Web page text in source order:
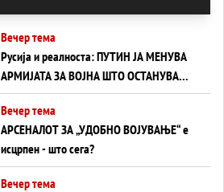
Вечер тема
Русија и реалноста: ПУТИН ЈА МЕНУВА
АРМИЈАТА ЗА ВОЈНА ШТО ОСТАНУВА
БЕЗ ФРОНТ
Вечер тема
АРСЕНАЛОТ ЗА „УДОБНО ВОЈУВАЊЕ“ е
исцрпен - што сега?
Вечер тема